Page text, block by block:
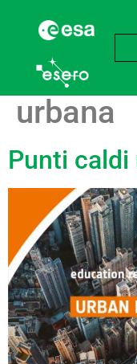
Tag:
urbana
Punti caldi